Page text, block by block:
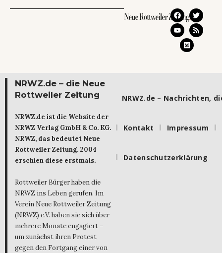
NRWZ.de – die Neue
Rottweiler Zeitung
NRWZ.de ist die Website der
NRWZ Verlag GmbH & Co. KG.
NRWZ, das bedeutet Neue
Rottweiler Zeitung. 2004
erschien diese erstmals.
Rottweiler Bürger haben die
NRWZ ins Leben gerufen. Im
Verein Neue Rottweiler Zeitung
(NRWZ) e.V. haben sie sich über
mehrere Monate engagiert –
um zunächst ihren Protest
gegen den Fortgang einer von
NRWZ.de – Nachrichten,
Kontakt Impressum
Datenschutzerklärung